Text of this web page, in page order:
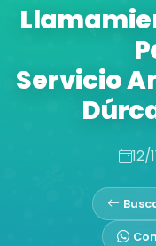
Servicio
12/